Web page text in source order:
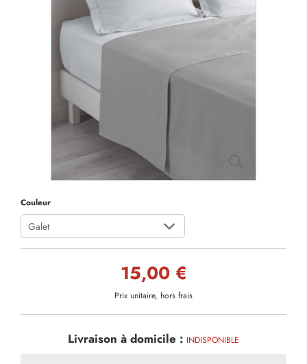
Couleur
Galet
15,00 €
Prix unitaire, hors frais
Livraison à domicile : INDISPONIBLE